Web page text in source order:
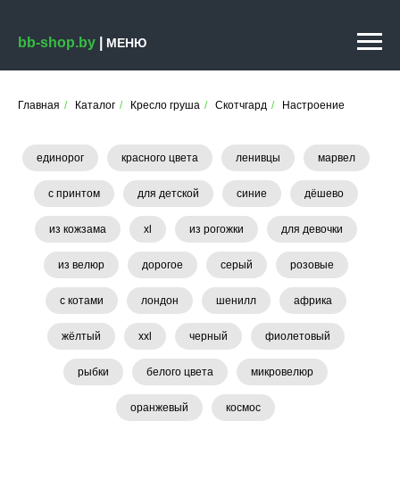
bb-shop.by МЕНЮ
Главная / Каталог / Кресло груша / Скотчгард / Настроение
единорог красного цвета ленивцы марвел
с принтом для детской синие дёшево
из кожзама xl из рогожки для девочки
из велюр дорогое серый розовые
с котами лондон шенилл африка
жёлтый xxl черный фиолетовый
рыбки белого цвета микровелюр
оранжевый космос